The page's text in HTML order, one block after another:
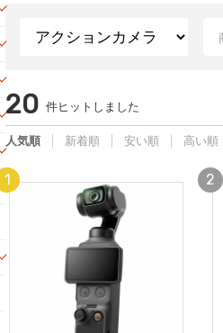
20 件ヒットしました
人気順 新着順 安い順 高い順